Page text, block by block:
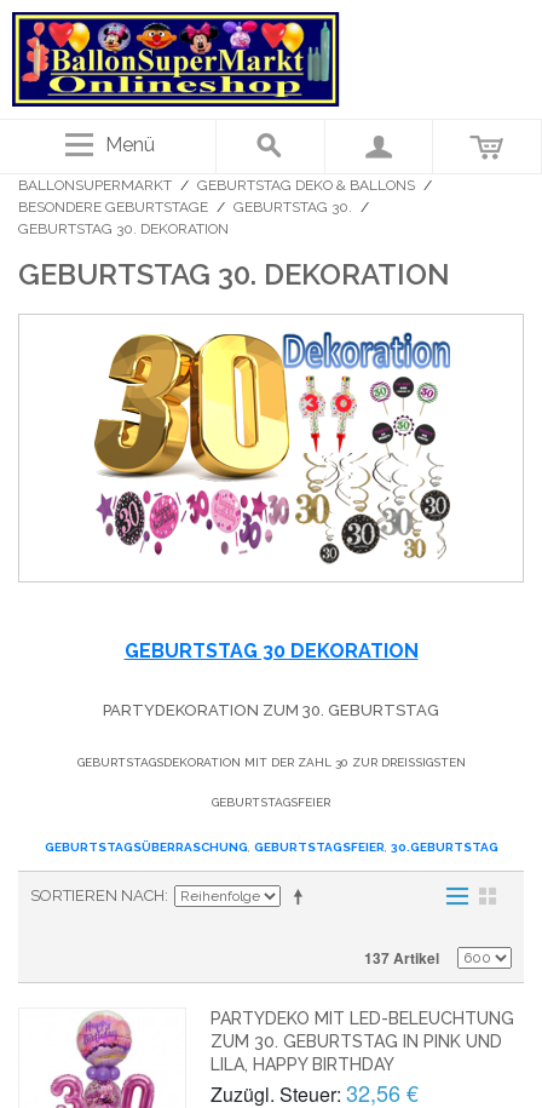
Menü
BALLONSUPERMARKT / GEBURTSTAG DEKO & BALLONS /
BESONDERE GEBURTSTAGE / GEBURTSTAG 30. /
GEBURTSTAG 30. DEKORATION
GEBURTSTAG 30. DEKORATION
GEBURTSTAG 30 DEKORATION
PARTYDEKORATION ZUM 30. GEBURTSTAG
GEBURTSTAGSDEKORATION MIT DER ZAHL 30 ZUR DREISSIGSTEN G
EBURTSTAGSFEIER
GEBURTSTAGSÜBERRASCHUNG, GEBURTSTAGSFEIER 30.GEBURTSTAG
SORTIEREN NACH
137 Artikel
PARTYDEKO MIT LED-BELEUCHTUNG
ZUM 30. GEBURTSTAG IN PINK UND
LILA, HAPPY BIRTHDAY
Zuzügl. Steuer: 32,56 €